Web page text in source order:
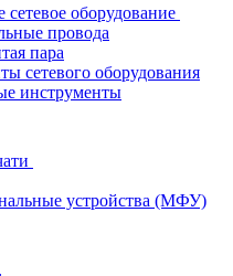
сетевое оборудование
провода
пара
сетевого оборудования
инструменты
устройства (МФУ)